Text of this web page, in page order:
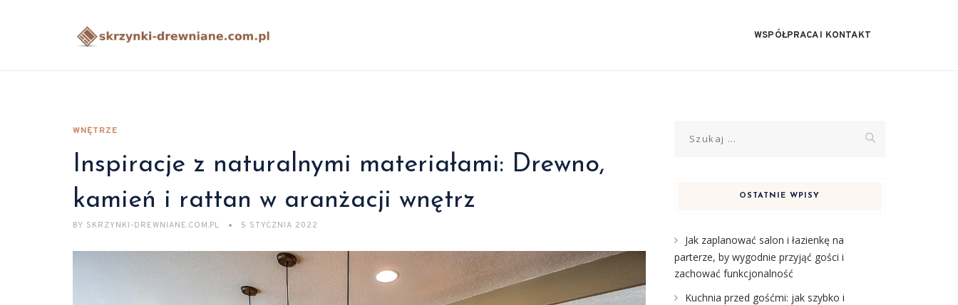
WSPÓŁPRACA I KONTAKT
WNĘTRZE
Inspiracje z naturalnymi materiałami: Drewno,
kamień i rattan w aranżacji wnętrz
BY SKRZYNKI-DREWNIANE.COM.PL 5 STYCZNIA 2022
OSTATNIE WPISY
Jak zaplanować salon i łazienkę na
parterze, by wygodnie przyjąć gości i
zachować funkcjonalność
Kuchnia przed gośćmi: jak szybko i